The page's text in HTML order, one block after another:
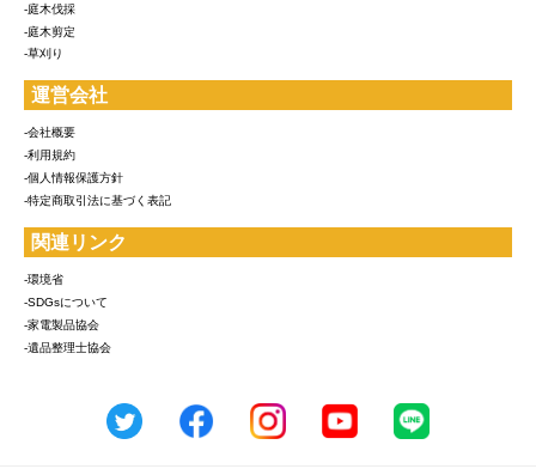
-庭木伐採
-庭木剪定
-草刈り
運営会社
-会社概要
-利用規約
-個人情報保護方針
-特定商取引法に基づく表記
関連リンク
-環境省
-SDGsについて
-家電製品協会
-遺品整理士協会